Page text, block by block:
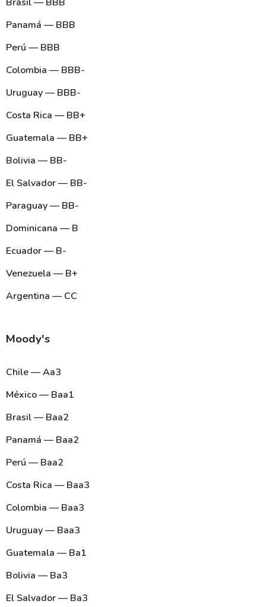
Panamá — BBB
Perú — BBB
Colombia — BBB-
Uruguay — BBB-
Costa Rica — BB+
Guatemala — BB+
Bolivia — BB-
El Salvador — BB-
Paraguay — BB-
Dominicana — B
Ecuador — B-
Venezuela — B+
Argentina — CC
Moody's
Chile — Aa3
México — Baa1
Brasil — Baa2
Panamá — Baa2
Perú — Baa2
Costa Rica — Baa3
Colombia — Baa3
Uruguay — Baa3
Guatemala — Ba1
Bolivia — Ba3
El Salvador — Ba3